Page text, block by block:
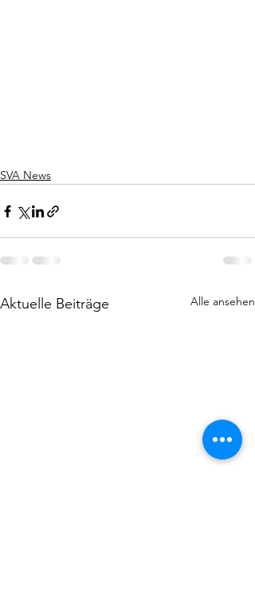
SVA News
Aktuelle Beiträge Alle ansehen